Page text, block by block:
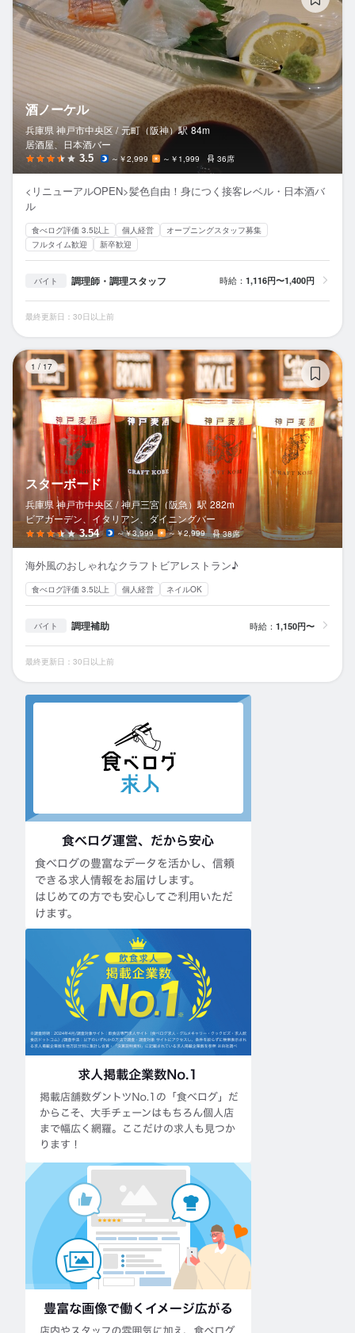
酒ノーケル
兵庫県 神戸市中央区 / 元町（阪神）駅 84m
居酒屋、日本酒バー
3.5 ～￥2,999 ～￥1,999 36席
<リニューアルOPEN>髪色自由！身につく接客レベル・日本酒バ
ル
食べログ評価 3.5以上 個人経営
オープニングスタッフ募集
フルタイム歓迎
新卒歓迎
バイト 調理師・調理スタッフ 時給： 1,116円〜1,400円
最終更新日：30日以上前
1 / 17
スターボード
兵庫県 神戸市中央区 / 神戸三宮（阪急） 駅 282m
ビアガーデン、イタリアン、ダイニングバー
3.54 ～￥3,999 ～￥2,999 38席
海外風のおしゃれなクラフトビアレストラン♪
食べログ評価 3.5以上 個人経営 ネイルOK
バイト 調理補助 時給： 1,150円〜
最終更新日：30日以上前